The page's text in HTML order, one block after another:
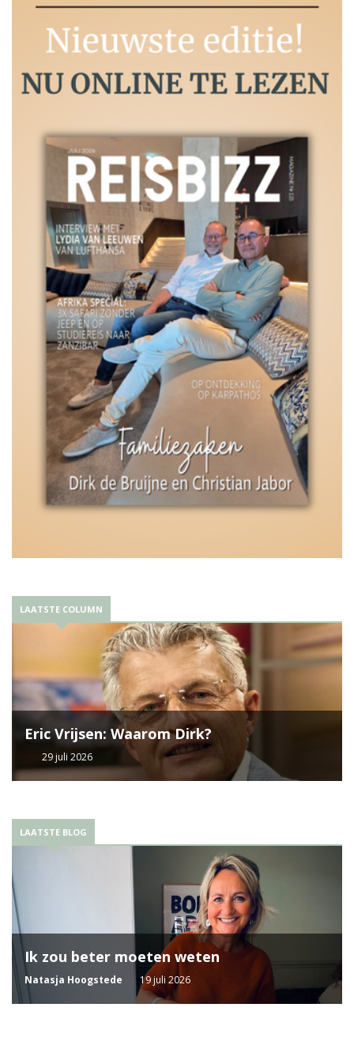
LAATSTE COLUMN
Eric Vrijsen: Waarom Dirk?
29 juli 2026
LAATSTE BLOG
Ik zou beter moeten weten
Natasja Hoogstede 19 juli 2026